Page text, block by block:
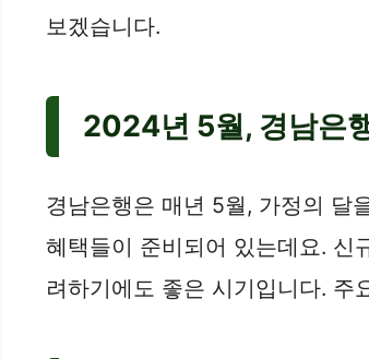
보겠습니다.
2024년 5월, 경남은
경남은행은 매년 5월, 가정의 달
혜택들이 준비되어 있는데요. 신
려하기에도 좋은 시기입니다. 주